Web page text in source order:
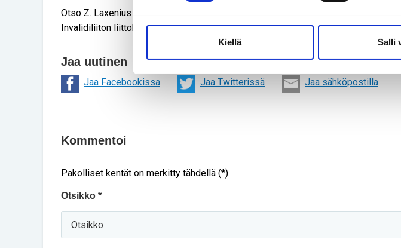
Kiellä Salli
Otso Z. Laxenius
Invalidiliiton liittohallituksen jäsen
Jaa uutinen
Jaa Facebookissa Jaa Twitterissä Jaa sähköpostilla
Kommentoi
Pakolliset kentät on merkitty tähdellä (*).
Otsikko *